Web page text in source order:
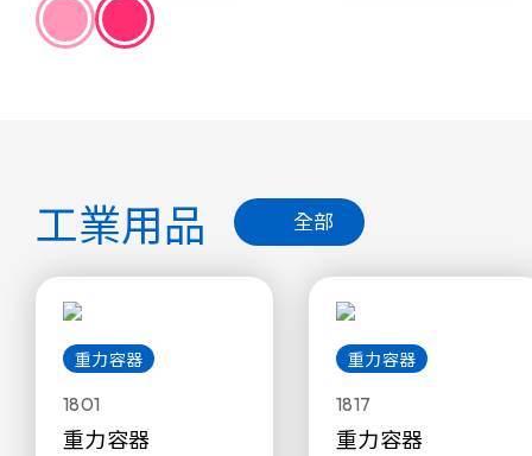
工業用品 全部
重力容器
1801
重力容器
重力容器
1817
重力容器